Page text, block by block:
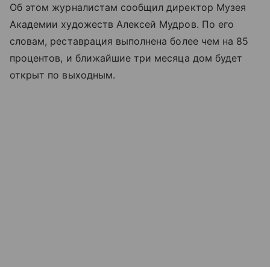
Об этом журналистам сообщил директор Музея
Академии художеств Алексей Мудров. По его
словам, реставрация выполнена более чем на 85
процентов, и ближайшие три месяца дом будет
открыт по выходным.